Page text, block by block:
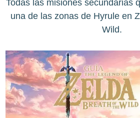
Todas las misiones secundarias
una de las zonas de Hyrule en
Wild.